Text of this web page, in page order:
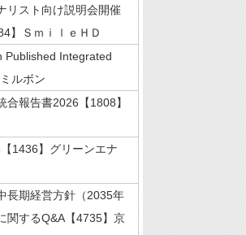
リスト向け説明会開催
】ＳｍｉｌｅＨＤ
Published Integrated
ルボン
合報告書2026【1808】
1436】グリーンエナ
期経営方針（2035年
関するQ&A【4735】京